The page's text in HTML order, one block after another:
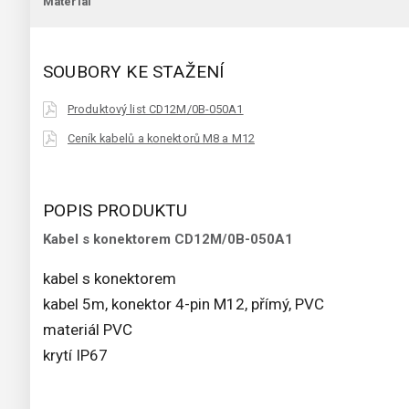
SOUBORY KE STAŽENÍ
Produktový list CD12M/0B-050A1
Ceník kabelů a konektorů M8 a M12
POPIS PRODUKTU
Kabel s konektorem CD12M/0B-050A1
kabel s konektorem
kabel 5m, konektor 4-pin M12, přímý, PVC
materiál PVC
krytí IP67